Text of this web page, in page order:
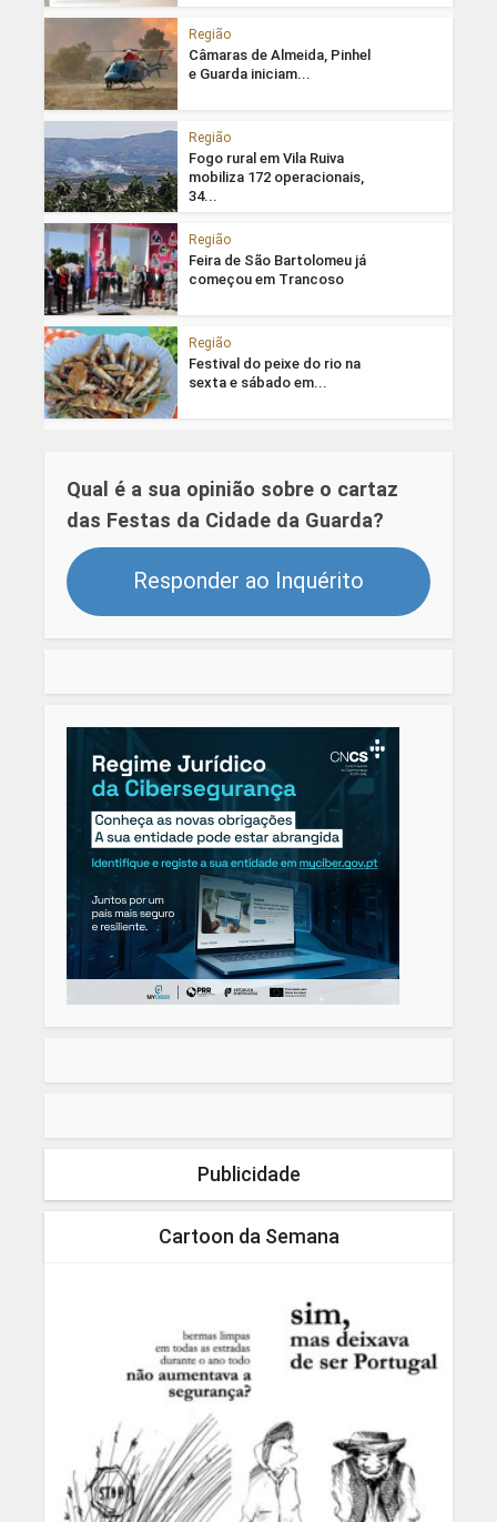
Região
Câmaras de Almeida, Pinhel
e Guarda iniciam...
Região
Fogo rural em Vila Ruiva
mobiliza 172 operacionais,
34...
Região
Feira de São Bartolomeu já
começou em Trancoso
Região
Festival do peixe do rio na
sexta e sábado em...
Qual é a sua opinião sobre o cartaz
das Festas da Cidade da Guarda?
Responder ao Inquérito
Publicidade
Cartoon da Semana